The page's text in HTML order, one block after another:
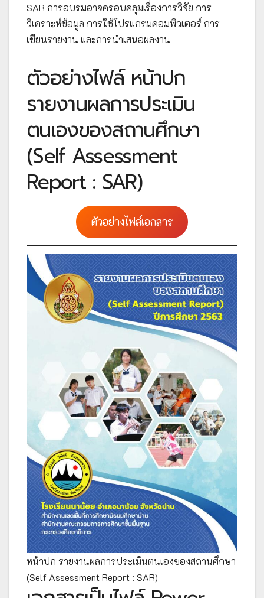
SAR การอบรมอาจครอบคลุมเรื่องการวิจัย การ
วิเคราะห์ข้อมูล การใช้โปรแกรมคอมพิวเตอร์ การ
เขียนรายงาน และการนำเสนอผลงาน
ตัวอย่างไฟล์ หน้าปก
รายงานผลการประเมิน
ตนเองของสถานศึกษา
(Self Assessment
Report : SAR)
ตัวอย่างไฟล์เอกสาร
หน้าปก รายงานผลการประเมินตนเองของสถานศึกษา
(Self Assessment Report : SAR)